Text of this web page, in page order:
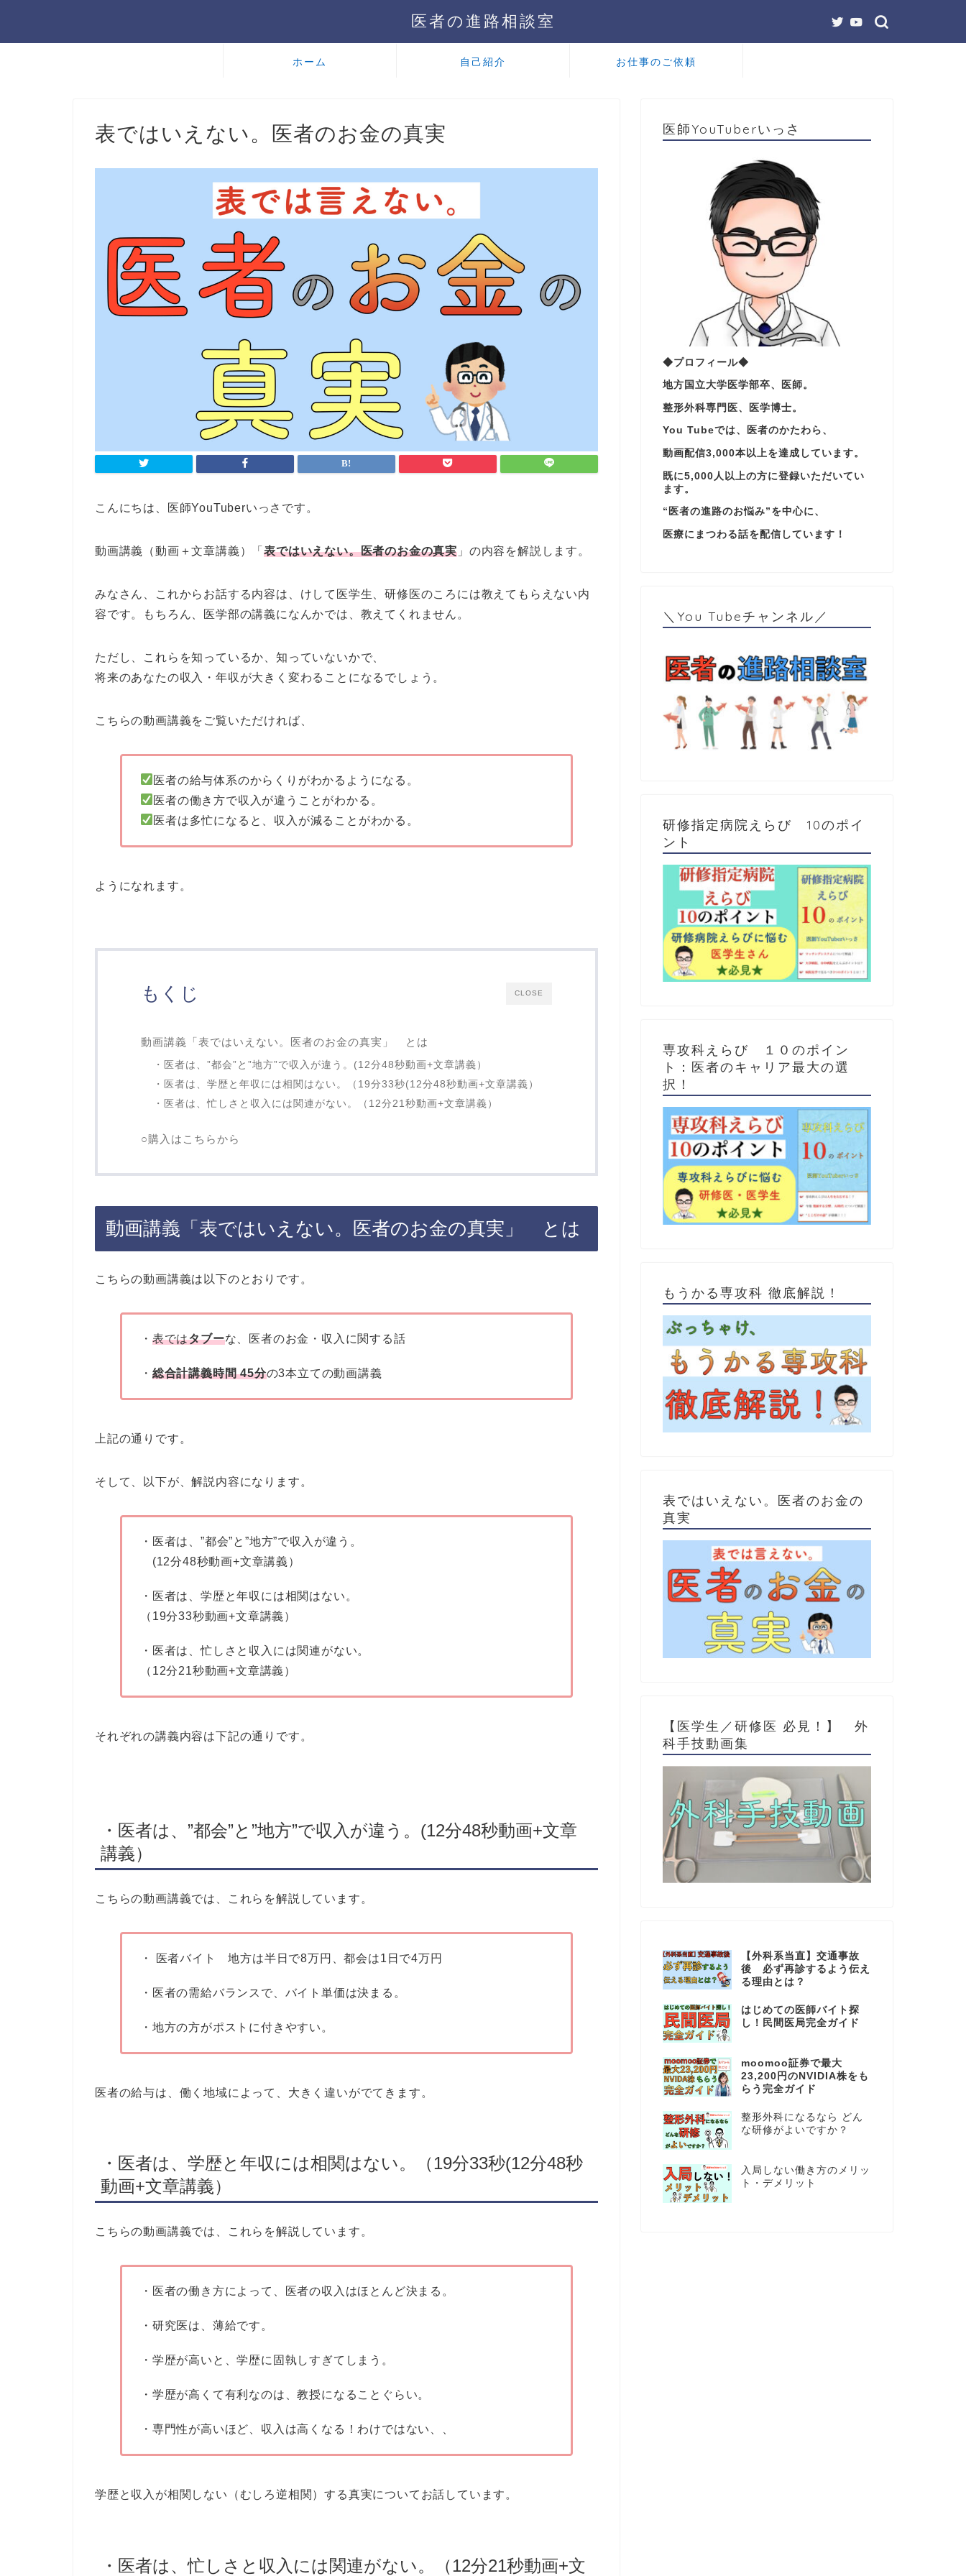
医者の進路相談室
ホーム 自己紹介 お仕事のご依頼
表ではいえない。医者のお金の真実
こんにちは、医師YouTuberいっさです。
動画講義（動画＋文章講義）「表ではいえない。医者のお金の真実 」の内容を解説します。
みなさん、これからお話する内容は、けして医学生、研修医のころには教えてもらえない内
容です。もちろん、医学部の講義になんかでは、教えてくれません。
ただし、これらを知っているか、知っていないかで、
将来のあなたの収入・年収が大きく変わることになるでしょう。
こちらの動画講義をご覧いただければ、
医者の給与体系のからくりがわかるようになる。
医者の働き方で収入が違うことがわかる。
医者は多忙になると、収入が減ることがわかる。
ようになれます。
CLOSE
もくじ
動画講義「表ではいえない。医者のお金の真実」 とは
・医者は、”都会”と”地方”で収入が違う。(12分48秒動画+文章講義）
・医者は、学歴と年収には相関はない。（19分33秒(12分48秒動画+文章講義）
・医者は、忙しさと収入には関連がない。（12分21秒動画+文章講義）
○購入はこちらから
動画講義「表ではいえない。医者のお金の真実」 とは
こちらの動画講義は以下のとおりです。
・ 表ではタブーな、医者のお金・収入に関する話
・ 総合計講義時間 45分の3本立ての動画講義
上記の通りです。
そして、以下が、解説内容になります。
・医者は、”都会”と”地方”で収入が違う。
(12分48秒動画+文章講義）
・医者は、学歴と年収には相関はない。
（19分33秒動画+文章講義）
・医者は、忙しさと収入には関連がない。
（12分21秒動画+文章講義）
それぞれの講義内容は下記の通りです。
・医者は、”都会”と”地方”で収入が違う。(12分48秒動画+文章
講義）
こちらの動画講義では、これらを解説しています。
・ 医者バイト 地方は半日で8万円、都会は1日で4万円
・医者の需給バランスで、バイト単価は決まる。
・地方の方がポストに付きやすい。
医者の給与は、働く地域によって、大きく違いがでてきます。
・医者は、学歴と年収には相関はない。（19分33秒(12分48秒
動画+文章講義）
こちらの動画講義では、これらを解説しています。
・医者の働き方によって、医者の収入はほとんど決まる。
・研究医は、薄給です。
・学歴が高いと、学歴に固執しすぎてしまう。
・学歴が高くて有利なのは、教授になることぐらい。
・専門性が高いほど、収入は高くなる！わけではない、、
学歴と収入が相関しない（むしろ逆相関）する真実についてお話しています。
・医者は、忙しさと収入には関連がない。（12分21秒動画+文
医師YouTuberいっさ
◆プロフィール◆
地方国立大学医学部卒、医師。
整形外科専門医、医学博士。
You Tubeでは、医者のかたわら、
動画配信3,000本以上を達成しています。
既に5,000人以上の方に登録いただいてい
ます。
“医者の進路のお悩み”を中心に、
医療にまつわる話を配信しています！
＼You Tubeチャンネル／
研修指定病院えらび 10のポイ
ント
専攻科えらび １０のポイン
ト：医者のキャリア最大の選
択！
もうかる専攻科 徹底解説！
表ではいえない。医者のお金の
真実
【医学生／研修医 必見！】 外
科手技動画集
【外科系当直】交通事故
後 必ず再診するよう伝え
る理由とは？
はじめての医師バイト探
し！民間医局完全ガイド
moomoo証券で最大
23,200円のNVIDIA株をも
らう完全ガイド
整形外科になるなら どん
な研修がよいですか？
入局しない働き方のメリッ
ト・デメリット